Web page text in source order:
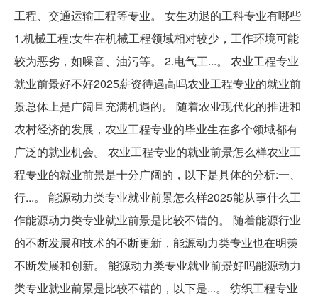
工程、交通运输工程等专业。 女生劝退的工科专业有哪些
1.机械工程:女生在机械工程领域相对较少，工作环境可能
较为恶劣，如噪音、油污等。 2.电气工...。 农业工程专业
就业前景好不好2025薪资待遇高吗‌农业工程专业的就业前
景总体上是广阔且充满机遇的。 ‌随着农业现代化的推进和
农村经济的发展，农业工程专业的毕业生在多个领域都有
广泛的就业机会。 农业工程专业的就业前景怎么样农业工
程专业的就业前景是十分广阔的，以下是具体的分析:一、
行...。 能源动力类专业就业前景怎么样2025能从事什么工
作能源动力类专业就业前景是比较不错的。 随着能源行业
的不断发展和技术的不断更新，能源动力类专业也在明羡
不断发展和创新。 能源动力类专业就业前景好吗能源动力
类专业就业前景是比较不错的，以下是...。 纺织工程专业